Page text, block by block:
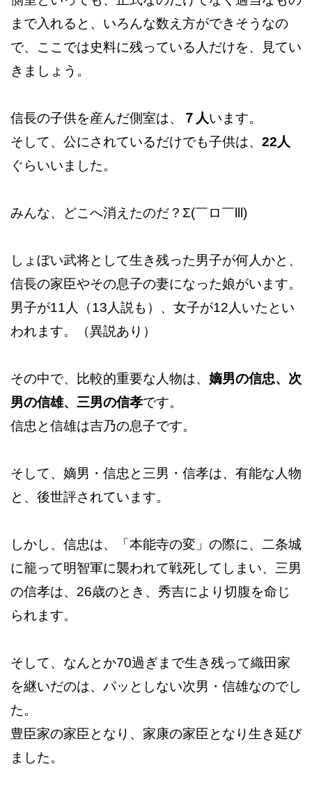
まで入れると、いろんな数え方ができそうなの
で、ここでは史料に残っている人だけを、見てい
きましょう。
信長の子供を産んだ側室は、 ７人います。
そして、公にされているだけでも子供は、 22人
ぐらいいました。
みんな、どこへ消えたのだ？Σ(￣ロ￣lll)
しょぼい武将として生き残った男子が何人かと、
信長の家臣やその息子の妻になった娘がいます。
男子が11人（13人説も）、女子が12人いたとい
われます。（異説あり）
その中で、比較的重要な人物は、 嫡男の信忠、次
男の信雄、三男の信孝です。
信忠と信雄は吉乃の息子です。
そして、嫡男・信忠と三男・信孝は、有能な人物
と、後世評されています。
しかし、信忠は、「本能寺の変」の際に、二条城
に籠って明智軍に襲われて戦死してしまい、三男
の信孝は、26歳のとき、秀吉により切腹を命じ
られます。
そして、なんとか70過ぎまで生き残って織田家
を継いだのは、パッとしない次男・信雄なのでし
た。
豊臣家の家臣となり、家康の家臣となり生き延び
ました。